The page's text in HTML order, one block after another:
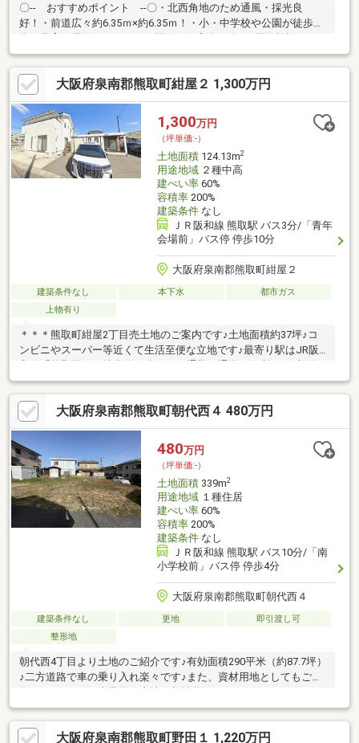
〇-- おすすめポイント --〇・北西角地のため通風・採光良
好！・前道広々約6.35ｍ×約6.35ｍ！・小・中学校や公園が徒歩圏
〇・くわはらクリニック…歩8分（627ｍ）・サンディ 熊取店…歩
15分（1194ｍ）・希望が丘2号公園…歩7分（542ｍ）〇-- 学校 -
-〇・熊取町立北小学校…歩8分（574ｍ）・熊取町立熊取北中学
校…歩7分（548ｍ）〇-- ライフライン --〇・上水：前面配管15
、引込管20 、メーター20 ・下水：前面配管250 、引込管150 ・ガ
ス：前面配管50 、引込32
大阪府泉南郡熊取町紺屋２ 1,300万円
1,300万円
（坪単価:-）
土地面積124.13m2
用途地域２種中高
建ぺい率60%
容積率200%
建築条件なし
ＪＲ阪和線 熊取駅 バス3分/「青年
会場前」バス停 停歩10分
大阪府泉南郡熊取町紺屋２
建築条件なし 本下水
都市ガス
上物有り
＊＊＊熊取町紺屋2丁目売土地のご案内です♪土地面積約37坪♪コ
ンビニやスーパー等近くて生活至便な立地です♪最寄り駅はJR阪
用地にいかがでしょうか♪お気軽にお問合せお待ちしております♪
＊＊＊※カーポートあり、撤去可能
大阪府泉南郡熊取町朝代西４ 480万円
480万円
（坪単価:-）
土地面積339m2
用途地域１種住居
建ぺい率60%
容積率200%
建築条件なし
ＪＲ阪和線 熊取駅 バス10分/「南
小学校前」バス停 停歩4分
大阪府泉南郡熊取町朝代西４
建築条件なし 更地
即引渡し可
整形地
朝代西4丁目より土地のご紹介です♪有効面積290平米（約87.7坪）
♪二方道路で車の乗り入れ楽々です♪また、資材用地としてもご利
お問い合わせお待ちしております♪＊＊＊＊＊＊＊＊＊＊＊＊＊＊
＊＊＊＊＊＊＊＊＊＊＊＊＊＊＊＊＊＊＊＊＊＊※原則再建築不
可 ※令和6年度固定資産税額：72374円 ※他人地の上水道管が本
大阪府泉南郡熊取町野田１ 1,220万円